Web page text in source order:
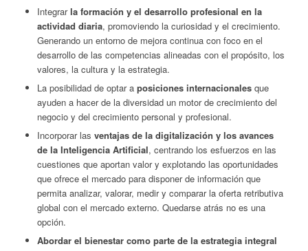
Integrarla formación y el desarrollo profesional en la
actividad diaria, promoviendo la curiosidad y el crecimiento.
Generando un entorno de mejora continua con foco en el
desarrollo de las competencias alineadas con el propósito, los
valores, la cultura y la estrategia.
La posibilidad de optar a posiciones internacionalesque
ayuden a hacer de la diversidad un motor de crecimiento del
negocio y del crecimiento personal y profesional.
Incorporar las ventajas de la digitalización y los avances
de la Inteligencia Artificial, centrando los esfuerzos en las
cuestiones que aportan valor y explotando las oportunidades
que ofrece el mercado para disponer de información que
permita analizar, valorar, medir y comparar la oferta retributiva
global con el mercado externo. Quedarse atrás no es una
opción.
Abordar el bienestar como parte de la estrategia integral